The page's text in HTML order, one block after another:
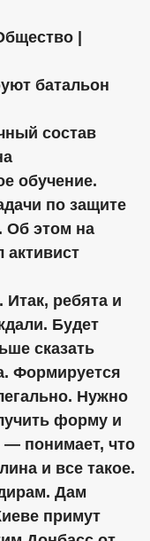
|
батальон
состав
обучение.
по защите
Об этом на
активист
ребята и
Будет
сказать
Формируется
Нужно
форму и
— понимает, что
и все такое.
Дам
примут